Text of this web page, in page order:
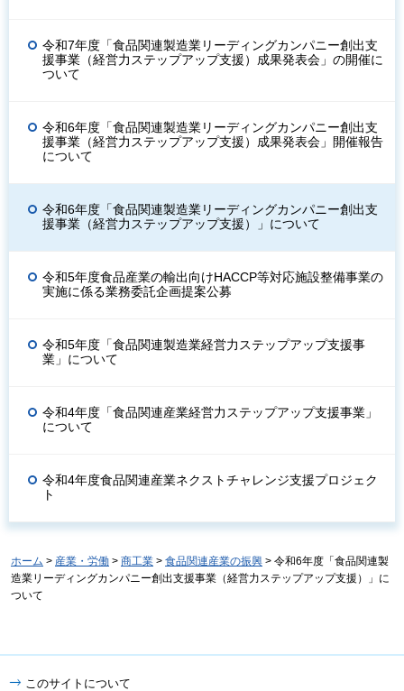
令和7年度「食品関連製造業リーディングカンパニー創出支
援事業（経営力ステップアップ支援）成果発表会」の開催に
ついて
令和6年度「食品関連製造業リーディングカンパニー創出支
援事業（経営力ステップアップ支援）成果発表会」開催報告
について
令和6年度「食品関連製造業リーディングカンパニー創出支
援事業（経営力ステップアップ支援）」について
令和5年度食品産業の輸出向けHACCP等対応施設整備事業の
実施に係る業務委託企画提案公募
令和5年度「食品関連製造業経営力ステップアップ支援事
業」について
令和4年度「食品関連産業経営力ステップアップ支援事業」
について
令和4年度食品関連産業ネクストチャレンジ支援プロジェク
ト
ホーム > 産業・労働 > 商工業 > 食品関連産業の振興 > 令和6年度「食品関連製
造業リーディングカンパニー創出支援事業（経営力ステップアップ支援）」に
ついて
このサイトについて